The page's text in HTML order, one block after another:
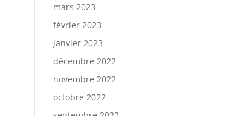
mars 2023
février 2023
janvier 2023
décembre 2022
novembre 2022
octobre 2022